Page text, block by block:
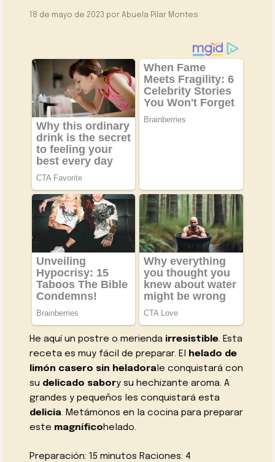
18 de mayo de 2023 porAbuela Pilar Montes
He aquí un postre o merienda irresistible. Esta
receta es muy fácil de preparar. El
helado de
limón casero sin heladora le conquistará con
su delicado sabory su hechizante aroma. A
grandes y pequeños les conquistará esta
delicia. Metámonos en la cocina para preparar
este magníficohelado.
Preparación: 15 minutos Raciones: 4